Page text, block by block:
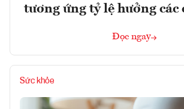
tương ứng tỷ lệ hưởng các
Đọc ngay
Sức khỏe